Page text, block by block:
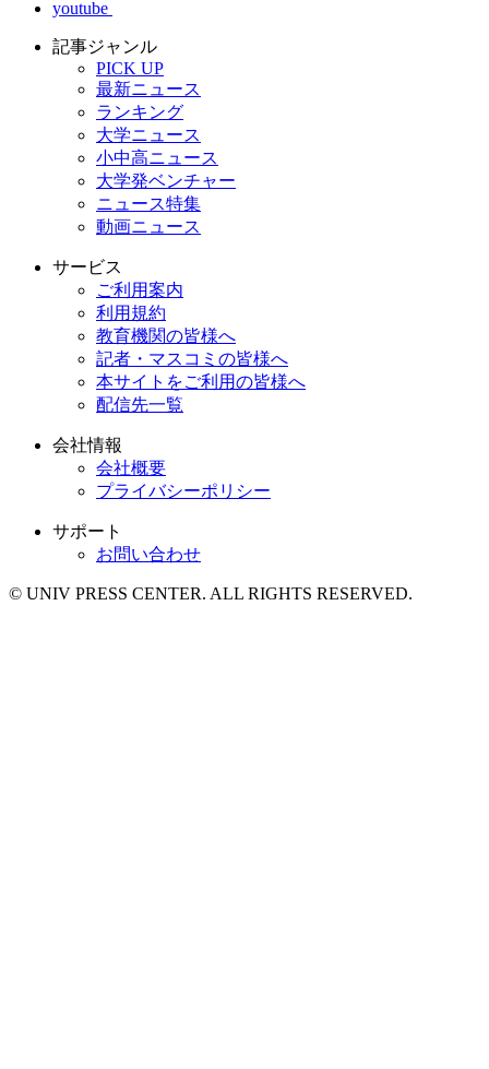
youtube
記事ジャンル
PICK UP
最新ニュース
ランキング
大学ニュース
小中高ニュース
大学発ベンチャー
ニュース特集
動画ニュース
サービス
ご利用案内
利用規約
教育機関の皆様へ
記者・マスコミの皆様へ
本サイトをご利用の皆様へ
配信先一覧
会社情報
会社概要
プライバシーポリシー
サポート
お問い合わせ
© UNIV PRESS CENTER. ALL RIGHTS RESERVED.